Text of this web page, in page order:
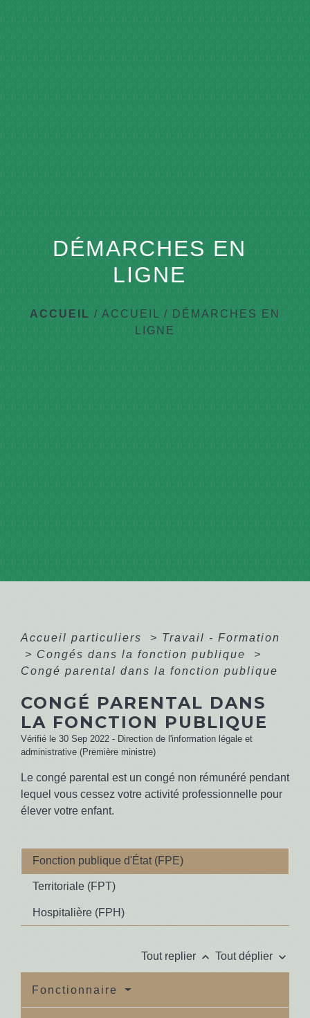
menu
DÉMARCHES EN
LIGNE
ACCUEIL/ACCUEIL/DÉMARCHES EN
LIGNE
Accueil particuliers > Travail - Formation
> Congés dans la fonction publique
>
Congé parental dans la fonction publique
CONGÉ PARENTAL DANS
LA FONCTION PUBLIQUE
Vérifié le 30 Sep 2022 - Direction de l'information légale et
administrative (Première ministre)
Le congé parental est un congé non rémunéré pendant
lequel vous cessez votre activité professionnelle pour
élever votre enfant.
Fonction publique d'État (FPE)
Territoriale (FPT)
Hospitalière (FPH)
Tout replier keyboard_arrow_up Tout déplier keyboard_arrow_down
Fonctionnaire